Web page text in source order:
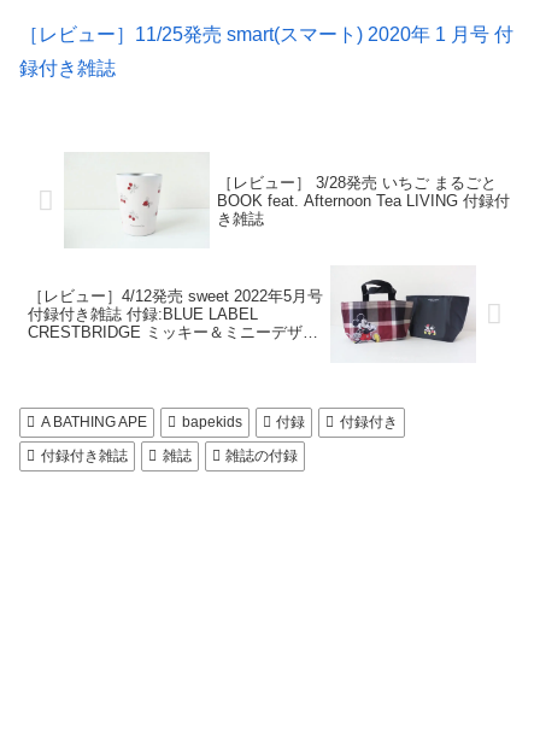
［レビュー］11/25発売 smart(スマート) 2020年 1 月号 付
録付き雑誌
［レビュー］ 3/28発売 いちご まるごと
BOOK feat. Afternoon Tea LIVING 付録付
き雑誌
［レビュー］4/12発売 sweet 2022年5月号
付録付き雑誌 付録:BLUE LABEL
CRESTBRIDGE ミッキー＆ミニーデザイ
A BATHING APE bapekids 付録
付録付き
付録付き雑誌
雑誌 雑誌の付録